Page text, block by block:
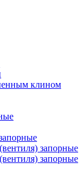
клином
запорные
запорные